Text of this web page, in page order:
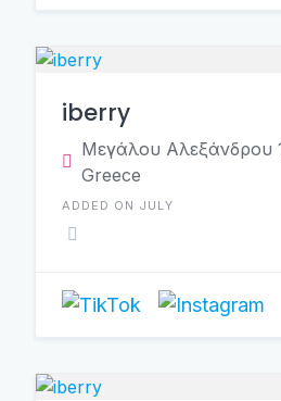
iberry
Μεγάλου Αλεξάνδρου
Greece
ADDED ON JULY